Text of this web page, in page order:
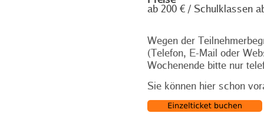
ab 200 € / Schulklassen
Wegen der
(Telefon, E-Mail oder
Wochenende bitte nur
Sie können hier schon